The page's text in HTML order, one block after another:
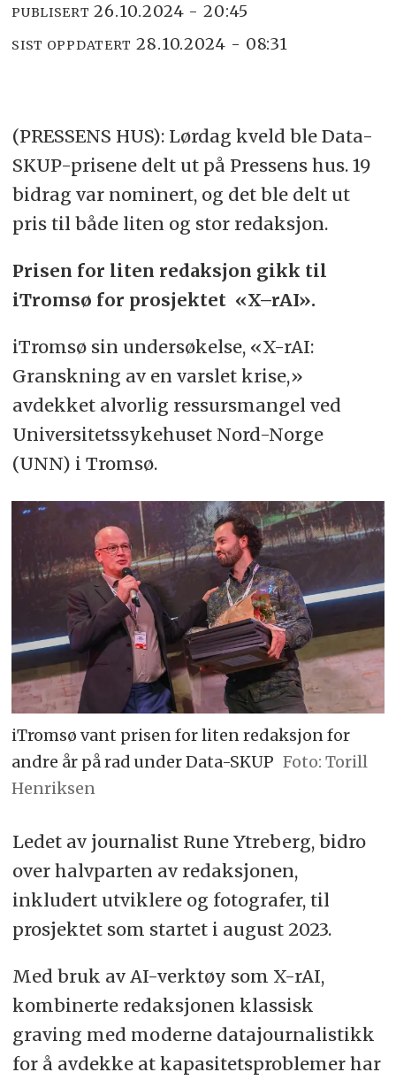
PUBLISERT 26.10.2024 - 20:45
SIST OPPDATERT 28.10.2024 - 08:31
(PRESSENS HUS): Lørdag kveld ble Data-
SKUP-prisene delt ut på Pressens hus. 19
bidrag var nominert, og det ble delt ut
pris til både liten og stor redaksjon.
Prisen for liten redaksjon gikk til
iTromsø for prosjektet «X–rAI».
iTromsø sin undersøkelse, «X-rAI:
Granskning av en varslet krise,»
avdekket alvorlig ressursmangel ved
Universitetssykehuset Nord-Norge
(UNN) i Tromsø.
iTromsø vant prisen for liten redaksjon for
andre år på rad under Data-SKUP Foto: Torill
Henriksen
Ledet av journalist Rune Ytreberg, bidro
over halvparten av redaksjonen,
inkludert utviklere og fotografer, til
prosjektet som startet i august 2023.
Med bruk av AI-verktøy som X-rAI,
kombinerte redaksjonen klassisk
graving med moderne datajournalistikk
for å avdekke at kapasitetsproblemer har